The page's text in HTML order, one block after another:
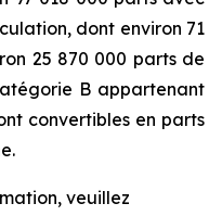
dont environ 71
25 870 000 parts de
B appartenant
convertibles en parts
veuillez